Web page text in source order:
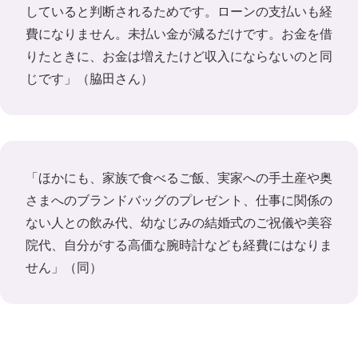
していると判断されるためです。ローンの支払いも経
費になりません。未払い金が減るだけです。お金を借
りたときに、お金は増えたけど収入にならないのと同
じです」（脇田さん）
「ほかにも、家族で食べるご飯、実家への手土産や奥
さまへのブランドバッグのプレゼント、仕事に関係の
ない人との飲み代、幼なじみの結婚式のご祝儀や美容
院代、自分がする高価な腕時計なども経費にはなりま
せん」（同）